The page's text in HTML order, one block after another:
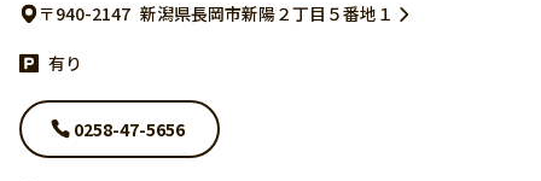
〒940-2147 新潟県長岡市新陽２丁目５番地１
有り
0258-47-5656